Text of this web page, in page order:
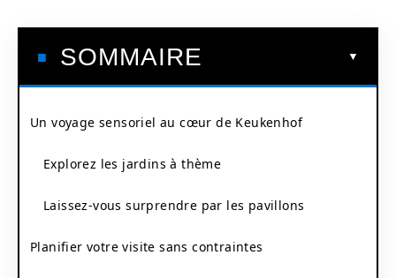
SOMMAIRE
Un voyage sensoriel au cœur de Keukenhof
Explorez les jardins à thème
Laissez-vous surprendre par les pavillons
Planifier votre visite sans contraintes